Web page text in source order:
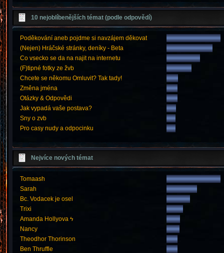
10 nejoblíbenějších témat (podle odpovědí)
Poděkování aneb pojdme si navzájem děkovat
(Nejen) Hráčské stránky, deníky - Beta
Co vsecko se da na najit na internetu
(F)tipné fotky ze žvb
Chcete se někomu Omluvit? Tak tady!
Změna jména
Otázky & Odpovědi
Jak vypadá vaše postava?
Sny o zvb
Pro casy nudy a odpocinku
Nejvíce nových témat
Tomaash
Sarah
Bc. Vodacek je osel
Trixi
Amanda Hollyova ϟ
Nancy
Theodhor Thorinson
Ben Thruffle